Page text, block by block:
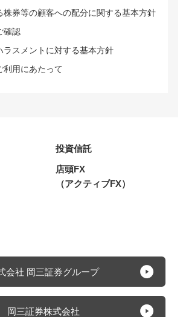
株券等の顧客への配分に関する基本方針
確認
ラスメントに対する基本方針
利用にあたって
投資信託
店頭FX
（アクティブFX）
会社 岡三証券グループ
岡三証券株式会社